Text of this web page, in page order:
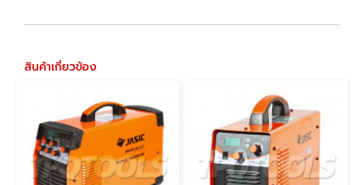
สินค้าเกี่ยวข้อง